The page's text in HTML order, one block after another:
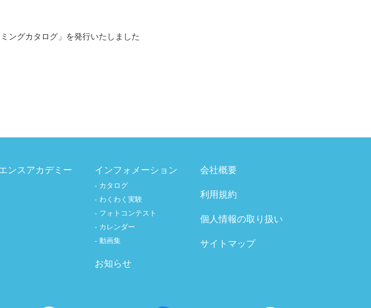
ングカタログ」を発行いたしました
ンスアカデミー インフォメーション
カタログ
わくわく実験
フォトコンテスト
カレンダー
動画集
お知らせ
会社概要
利用規約
個人情報の取り扱い
サイトマップ